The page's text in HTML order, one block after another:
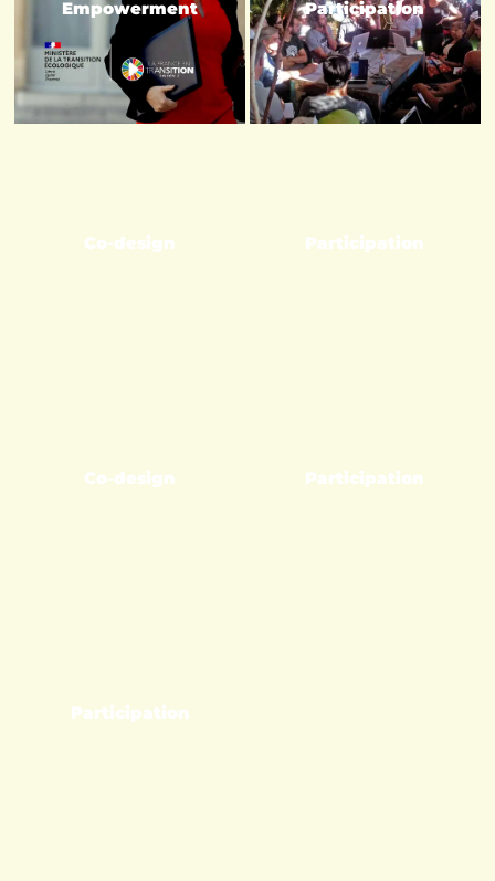
Empowerment Participation
Co-design Participation
Co-design Participation
Participation